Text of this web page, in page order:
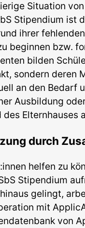
Situation
Stipendium ist
ihrer
beginnen bzw.
bilden
sondern deren
an den Bedarf
Ausbildung
Elternhauses
durch
helfen zu
Stipendium
gelingt,
mit
von